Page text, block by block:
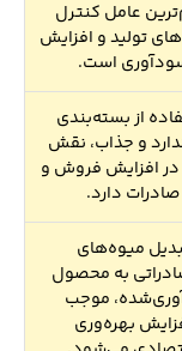
عامل کنترل
تولید و افزایش
است.
از بسته‌بندی
و جذاب، نقش
افزایش فروش و
صادرات دارد.
میوه‌های
به محصول
موجب
بهره‌وری